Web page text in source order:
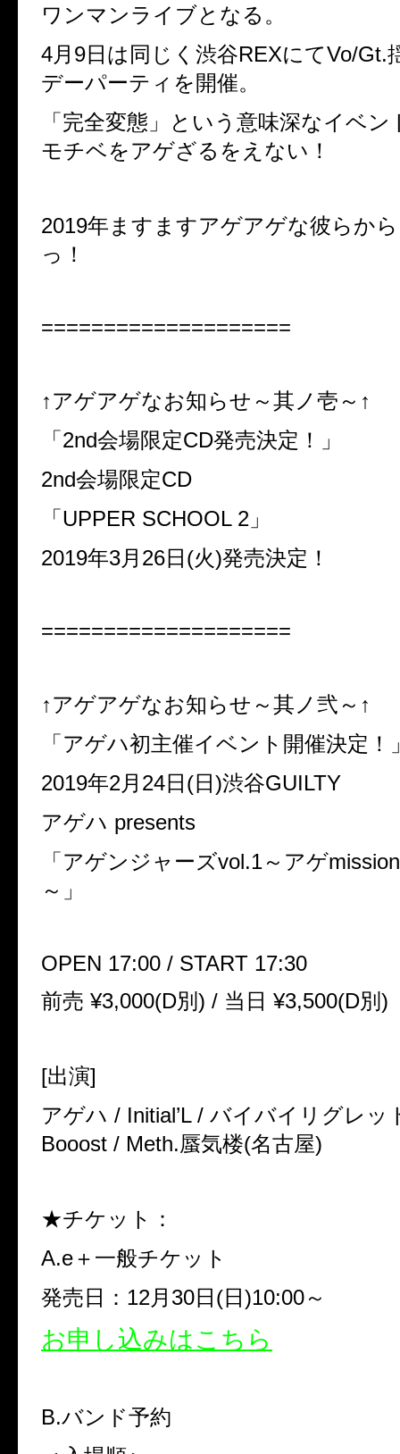
ワンマンライブとなる。
4月 9日は同じく渋谷REXにてVo/Gt.
デーパーティを開催。
「完全変態」という意味深なイベ
モチベをアゲざるをえない！
2019年ますますアゲアゲな彼らか
っ！
====================
↑アゲアゲなお知らせ～其ノ壱～↑
「 2nd会場限定CD発売決定！」
2nd会場限定CD
「 UPPER SCHOOL 2 」
2019年3月 26日 (火)発売決定！
====================
↑アゲアゲなお知らせ～其ノ弐～↑
「アゲハ初主催イベント開催決定！
2019年2月 24日 (日 )渋谷GUILTY
アゲハ presents
「アゲンジャーズvol.1～アゲmission
～」
OPEN 17:00 / START 17:30
前売 ¥3,000(D別 ) / 当日 ¥3,500(D別 )
[出演]
アゲハ / Initial’L / バイバイリグレッ
Booost / Meth.蜃気楼(名古屋)
★チケット：
A.e＋一般チケット
発売日： 12月 30日 (日 )10:00～
お申し込みはこちら
B.バンド予約